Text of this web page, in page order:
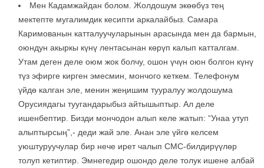
Мен Кадамжайдан болом. Жолдошум экөөбүз тең
мектепте мугалимдик кесипти аркалайбыз. Самара
Каримованын катталуучуларынын арасында мен да бармын,
оюндун акыркы күнү лентасынан көрүп калып катталгам.
Утам деген деле оюм жок болчу, ошон үчүн оюн болгон күнү
түз эфирге кирген эмесмин, мончого кеткем. Телефонум
үйдө калган эле, менин жеңишим тууралуу жолдошума
Орусиядагы туугандарыбыз айтышыптыр. Ал деле
ишенбептир. Бизди мончодон алып келе жатып: “Унаа утуп
алыптырсың”,- деди жай эле. Анан эле үйгө келсем
уюштуруучулар бир нече ирет чалып СМС-билдирүүлөр
толуп кетиптир. Эмнегедир ошондо деле толук ишене албай